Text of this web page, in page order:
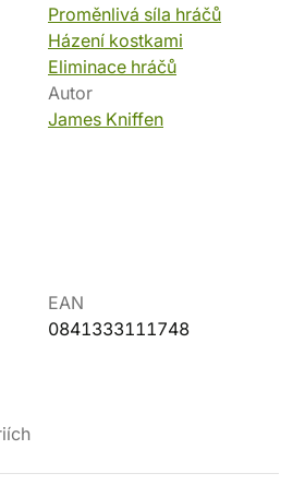
Proměnlivá síla hráčů
Házení kostkami
Eliminace hráčů
Autor
James Kniffen
EAN
0841333111748